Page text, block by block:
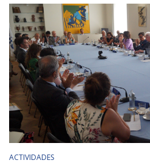
BIBLIOTECA
Biblioteca
Publicaciones
OPORTUNIDADES
ACTIVIDADES